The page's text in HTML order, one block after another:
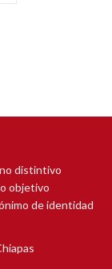
distintivo
objetivo
de identidad